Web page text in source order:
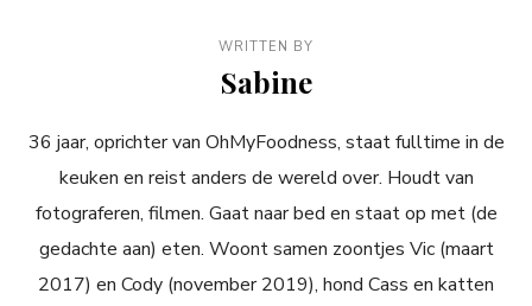
WRITTEN BY
Sabine
36 jaar, oprichter van OhMyFoodness, staat fulltime in de
keuken en reist anders de wereld over. Houdt van
fotograferen, filmen. Gaat naar bed en staat op met (de
gedachte aan) eten. Woont samen zoontjes Vic (maart
2017) en Cody (november 2019), hond Cass en katten